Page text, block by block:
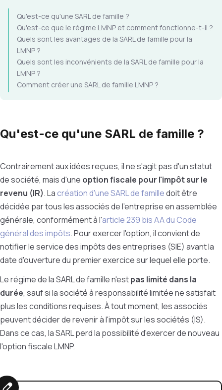
Qu'est-ce qu'une SARL de famille ?
Qu'est-ce que le régime LMNP et comment fonctionne-t-il ?
Quels sont les avantages de la SARL de famille pour la
LMNP ?
Quels sont les inconvénients de la SARL de famille pour la
LMNP ?
Comment créer une SARL de famille LMNP ?
Qu'est-ce qu'une SARL de famille ?
Contrairement aux idées reçues, il ne s'agit pas d'un statut
de société, mais d'une option fiscale pour l'impôt sur le
revenu (IR). Lacréation d'une SARL de familledoit être
décidée par tous les associés de l'entreprise en assemblée
générale, conformément à l'article 239 bis AA du Code
général des impôts. Pour exercer l'option, il convient de
notifier le service des impôts des entreprises (SIE) avant la
date d'ouverture du premier exercice sur lequel elle porte.
Le régime de la SARL de famille n'estpas limité dans la
durée, sauf si la société à responsabilité limitée ne satisfait
plus les conditions requises.Àtout moment, les associés
peuvent décider de revenir à l'impôt sur les sociétés (IS).
Dans ce cas, la SARL perd la possibilité d'exercer de nouveau
l'option fiscale LMNP.